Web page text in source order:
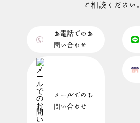
ご相談ください。
お電話でのお
問い合わせ
メールでのお
問い合わせ